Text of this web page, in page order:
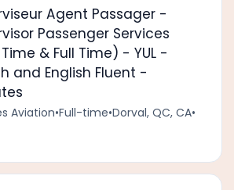
Agent Passager -
Passenger Services
& Full Time) - YUL -
and English Fluent -
Aviation•Full-time•Dorval, QC, CA•